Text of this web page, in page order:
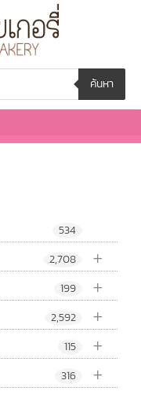
ค้นหา
534
+
2,708
+
199
+
2,592
+
115
+
316